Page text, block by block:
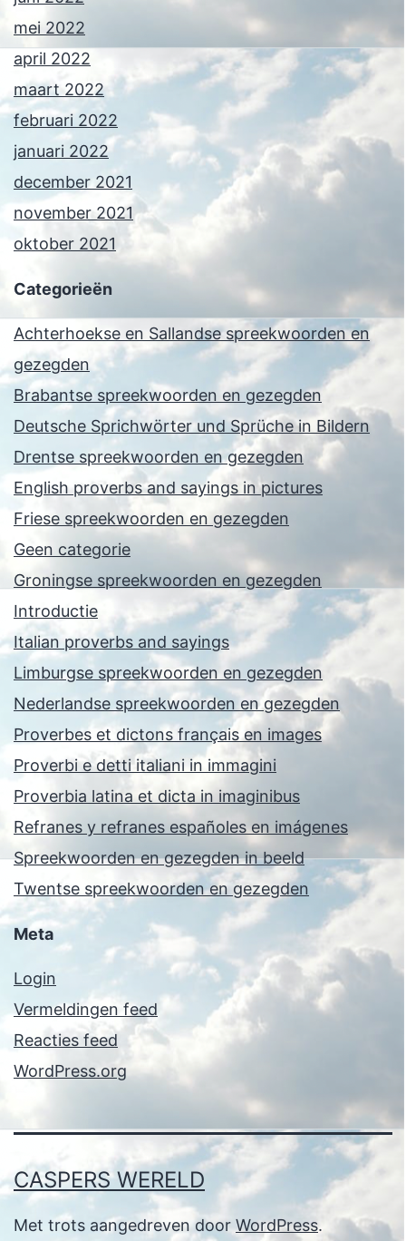
mei 2022
april 2022
maart 2022
februari 2022
januari 2022
december 2021
november 2021
oktober 2021
Categorieën
Achterhoekse en Sallandse spreekwoorden en
gezegden
Brabantse spreekwoorden en gezegden
Deutsche Sprichwörter und Sprüche in Bildern
Drentse spreekwoorden en gezegden
English proverbs and sayings in pictures
Friese spreekwoorden en gezegden
Geen categorie
Groningse spreekwoorden en gezegden
Introductie
Italian proverbs and sayings
Limburgse spreekwoorden en gezegden
Nederlandse spreekwoorden en gezegden
Proverbes et dictons français en images
Proverbi e detti italiani in immagini
Proverbia latina et dicta in imaginibus
Refranes y refranes españoles en imágenes
Spreekwoorden en gezegden in beeld
Twentse spreekwoorden en gezegden
Meta
Login
Vermeldingen feed
Reacties feed
WordPress.org
CASPERS WERELD
Met trots aangedreven door WordPress.